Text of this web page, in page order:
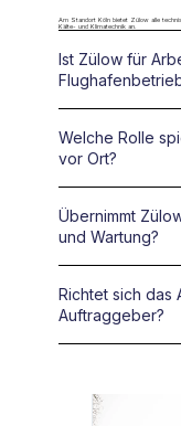
Am Standort Köln bietet Zülow alle
Kälte- und Klimatechnik an.
Ist Zülow für
Welche Rolle
vor Ort?
Übernimmt
und Wartung?
Richtet sich das
Auftraggeber?